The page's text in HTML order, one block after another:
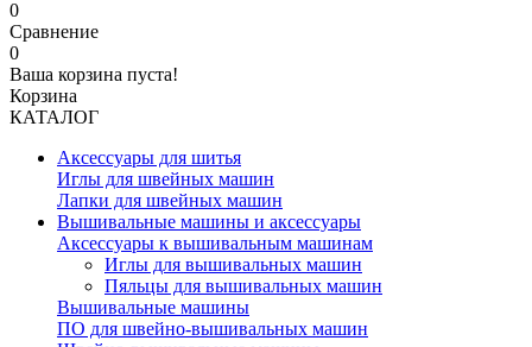
0
Сравнение
0
Ваша корзина пуста!
Корзина
КАТАЛОГ
Аксессуары для шитья
Иглы для швейных машин
Лапки для швейных машин
Вышивальные машины и аксессуары
Аксессуары к вышивальным машинам
Иглы для вышивальных машин
Пяльцы для вышивальных машин
Вышивальные машины
ПО для швейно-вышивальных машин